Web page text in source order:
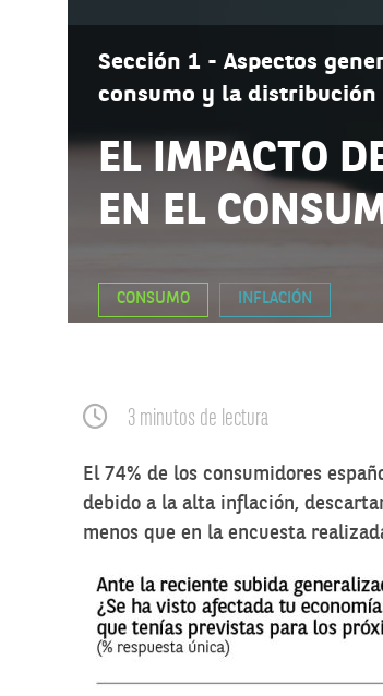
Sección 1 - Aspectos
consumo y la distribución
EL IMPACTO
EN EL
CONSUMO INFLACIÓN
3 minutos de lectura
El 74% de los consumidores
debido a la alta inflación,
menos que en la encuesta